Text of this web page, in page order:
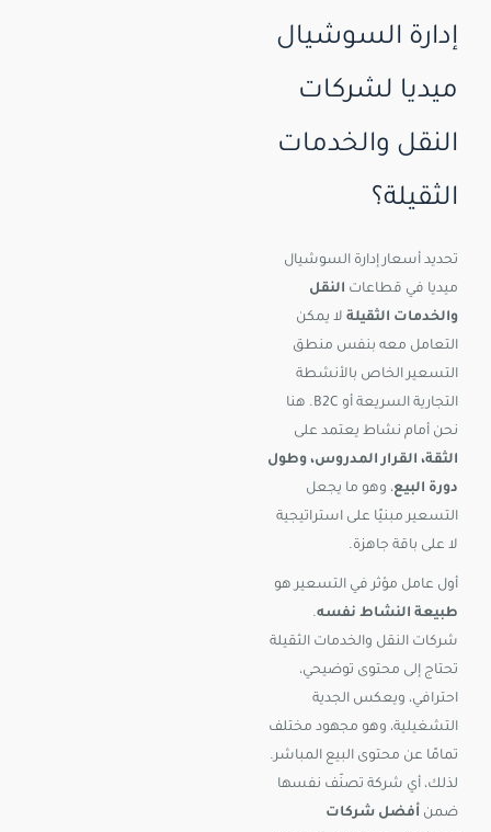
إدارة السوشيال
ميديا لشركات
النقل والخدمات
الثقيلة؟
تحديد أسعار إدارة السوشيال
ميديا في قطاعات النقل
والخدمات الثقيلة لا يمكن
التعامل معه بنفس منطق
التسعير الخاص بالأنشطة
التجارية السريعة أو B2C. هنا
نحن أمام نشاط يعتمد على
الثقة، القرار المدروس، وطول
دورة البيع، وهو ما يجعل
التسعير مبنيًا على استراتيجية
لا على باقة جاهزة.
أول عامل مؤثر في التسعير هو
طبيعة النشاط نفسه.
شركات النقل والخدمات الثقيلة
تحتاج إلى محتوى توضيحي،
احترافي، ويعكس الجدية
التشغيلية، وهو مجهود مختلف
تمامًا عن محتوى البيع المباشر.
لذلك، أي شركة تصنّف نفسها
ضمن أفضل شركات